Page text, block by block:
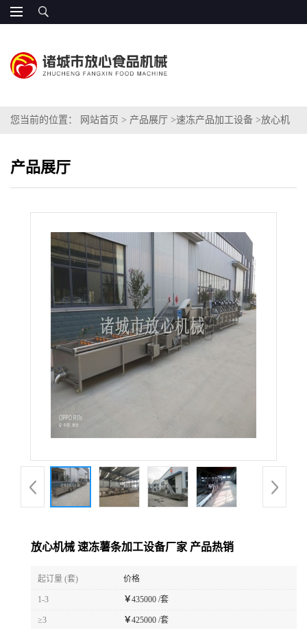
您当前的位置： 网站首页 > 产品展厅 >速冻产品加工设备 >放心机
产品展厅
放心机械 速冻薯条加工设备厂家 产品热销
起订量 (套) 价格
1-3 ￥435000 /套
≥3 ￥425000 /套